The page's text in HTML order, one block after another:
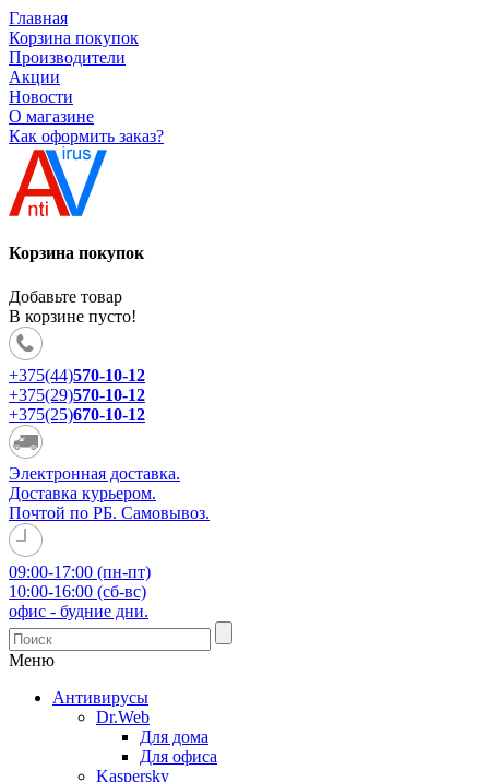
Главная
Корзина покупок
Производители
Акции
Новости
О магазине
Как оформить заказ?
Корзина покупок
Добавьте товар
В корзине пусто!
+375(44)570-10-12
+375(29)570-10-12
+375(25)670-10-12
Электронная доставка.
Доставка курьером.
Почтой по РБ. Самовывоз.
09:00-17:00 (пн-пт)
10:00-16:00 (сб-вс)
офис - будние дни.
Меню
Антивирусы
Dr.Web
Для дома
Для офиса
Kaspersky